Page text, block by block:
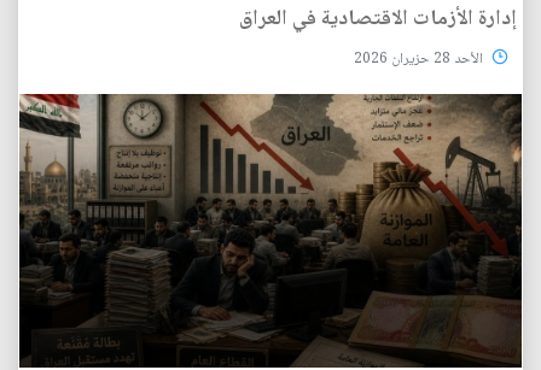
إدارة الأزمات الاقتصادية في العراق
الأحد 28 حزيران 2026